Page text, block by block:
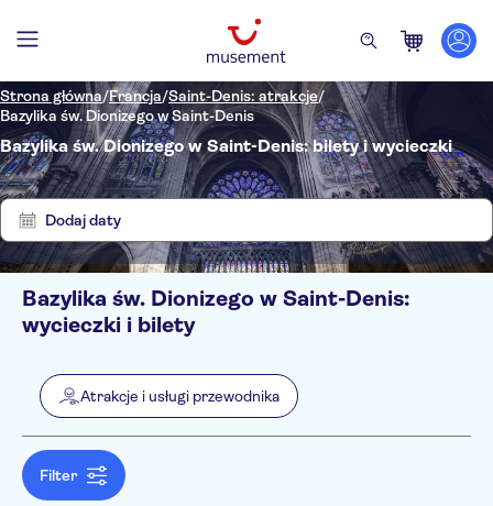
Strona główna/Francja/Saint-Denis: atrakcje/
Bazylika św. Dionizego w Saint-Denis
Bazylika św. Dionizego w Saint-Denis: bilety i wycieczki
Dodaj daty
Filtry Cena (osoba dorosła)
Min. zł Max. zł
Odbiór z hotelu
NO-PICKUP
Wliczone są opłaty za wstęp
Natychmiastowe potwierdzenie
Kategorie
Atrakcje i usługi przewodnika
Język
Wyczyść
Pokaż
wyniki:
Bazylika św. Dionizego w Saint-Denis:
wycieczki i bilety
Atrakcje i usługi przewodnika
Filter